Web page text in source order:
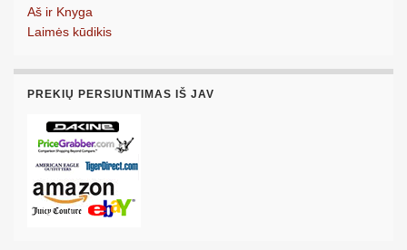
Aš ir Knyga
Laimės kūdikis
PREKIŲ PERSIUNTIMAS IŠ JAV